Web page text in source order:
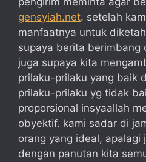
gensyiah.net. setelah
manfaatnya untuk
supaya berita berimbang
juga supaya kita
prilaku-prilaku yang baik
prilaku-prilaku yg tidak
proporsional insyaallah
obyektif. kami sadar di
orang yang ideal, apalagi
dengan panutan kita